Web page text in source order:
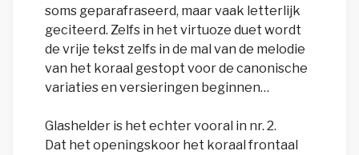
soms geparafraseerd, maar vaak letterlijk
geciteerd. Zelfs in het virtuoze duet wordt
de vrije tekst zelfs in de mal van de melodie
van het koraal gestopt voor de canonische
variaties en versieringen beginnen…
Glashelder is het echter vooral in nr. 2.
Dat het openingskoor het koraal frontaal